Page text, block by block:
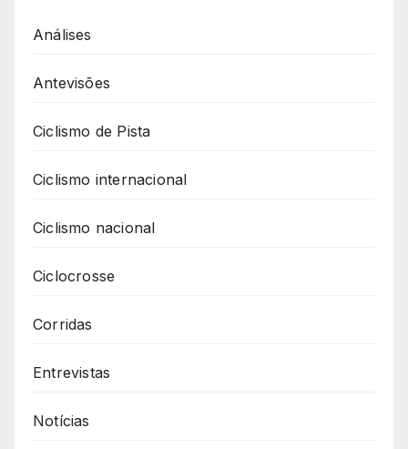
Análises
Antevisões
Ciclismo de Pista
Ciclismo internacional
Ciclismo nacional
Ciclocrosse
Corridas
Entrevistas
Notícias